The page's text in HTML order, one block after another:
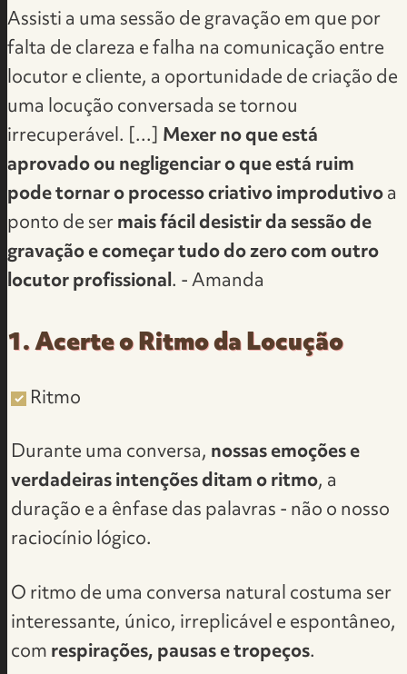
Assisti a uma sessão de gravação em que por
falta de clareza e falha na comunicação entre
locutor e cliente, a oportunidade de criação de
uma locução conversada se tornou
irrecuperável. [...]Mexer no que está
aprovado ou negligenciar o que está ruim
pode tornar o processo criativo improdutivoa
ponto de sermais fácil desistir da sessão de
gravação e começar tudo do zero com outro
locutor profissional. - Amanda
1. Acerte o Ritmo da Locução
Ritmo
Durante uma conversa,nossas emoções e
verdadeiras intenções ditam o ritmo, a
duração e a ênfase das palavras - não o nosso
raciocínio lógico.
O ritmo de uma conversa natural costuma ser
interessante, único, irreplicável e espontâneo,
comrespirações, pausas e tropeços.